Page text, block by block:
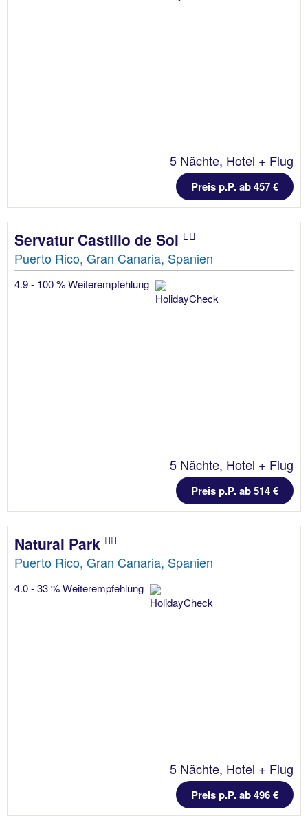
5 Nächte, Hotel + Flug
Preis p.P. ab 457 €
Servatur Castillo de Sol
Puerto Rico, Gran Canaria, Spanien
4.9 - 100 % Weiterempfehlung
5 Nächte, Hotel + Flug
Preis p.P. ab 514 €
Natural Park
Puerto Rico, Gran Canaria, Spanien
4.0 - 33 % Weiterempfehlung
5 Nächte, Hotel + Flug
Preis p.P. ab 496 €